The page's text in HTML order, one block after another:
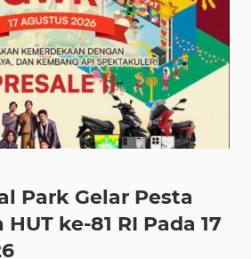
Park Gelar Pesta
ke-81 RI Pada 17